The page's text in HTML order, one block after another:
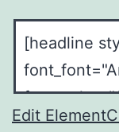
Edit Element